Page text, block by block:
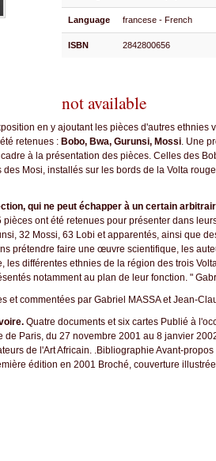
Language francese - French
ISBN 2842800656
not available
en y ajoutant les pièces d'autres ethnies
retenues : Bobo, Bwa, Gurunsi, Mossi. Une
à la présentation des pièces. Celles des
Mosi, installés sur les bords de la Volta
qui ne peut échapper à un certain
ont été retenues pour présenter dans
32 Mossi, 63 Lobi et apparentés, ainsi que
prétendre faire une œuvre scientifique, les
différentes ethnies de la région des trois
notamment au plan de leur fonction. "
et commentées par Gabriel MASSA et Jean-
Quatre documents et six cartes Publié à
de Paris, du 27 novembre 2001 au 8 janvier
de l'Art Africain. .Bibliographie Avant-
édition en 2001 Broché, couverture